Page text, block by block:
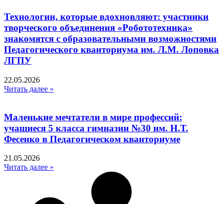
Технологии, которые вдохновляют: участники
творческого объединения «Робототехника»
знакомятся с образовательными возможностями
Педагогического кванториума им. Л.М. Лоповка
ЛГПУ
22.05.2026
Читать далее »
Маленькие мечтатели в мире профессий:
учащиеся 5 класса гимназии №30 им. Н.Т.
Фесенко в Педагогическом кванториуме
21.05.2026
Читать далее »